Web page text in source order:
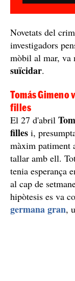
Novetats del
investigadors
mòbil al mar, va
suïcidar.
Tomás Gimeno
filles
El 27 d'abril
filles i,
màxim patiment
tallar amb ell.
tenia esperança
al cap de
hipòtesis es va
germana gran,